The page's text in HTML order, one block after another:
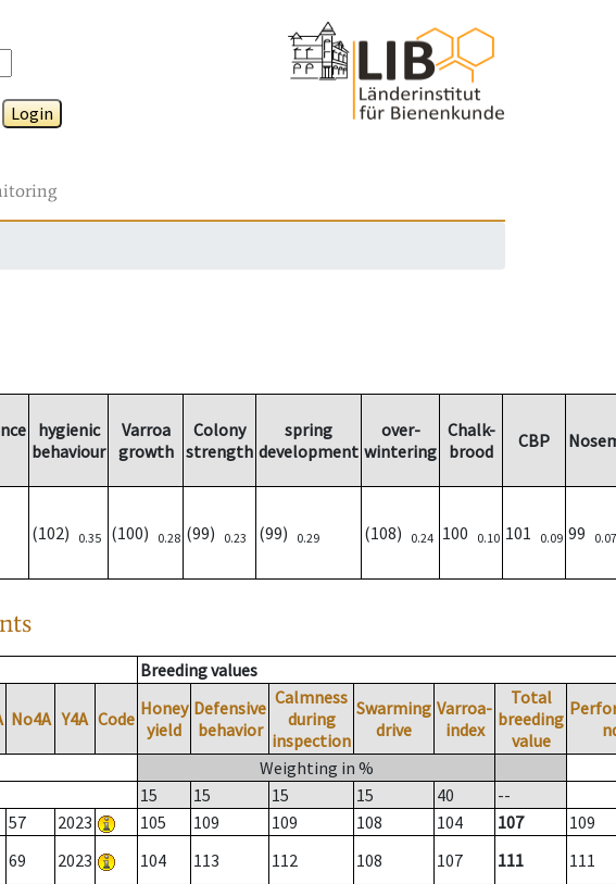
Login
hygienic
behaviour
Varroa
growth
Colony
strength
spring
development
over-
wintering
Chalk-
brood
CBP
(102) 0.35 (100) 0.28 (99) 0.23 (99) 0.29 (108) 0.24 100 0.10 101 0.09 99 0.07
Breeding values
No4A Y4A Code Honey
yield
Defensive
behavior
Calmness
during
inspection
Swarming
drive
Varroa-
index
Total
breeding
value
Weighting in %
15
15 15 15 40
--
57 2023 105 109 109 108 104 107
109
69 2023 104 113 112 108 107 111
111